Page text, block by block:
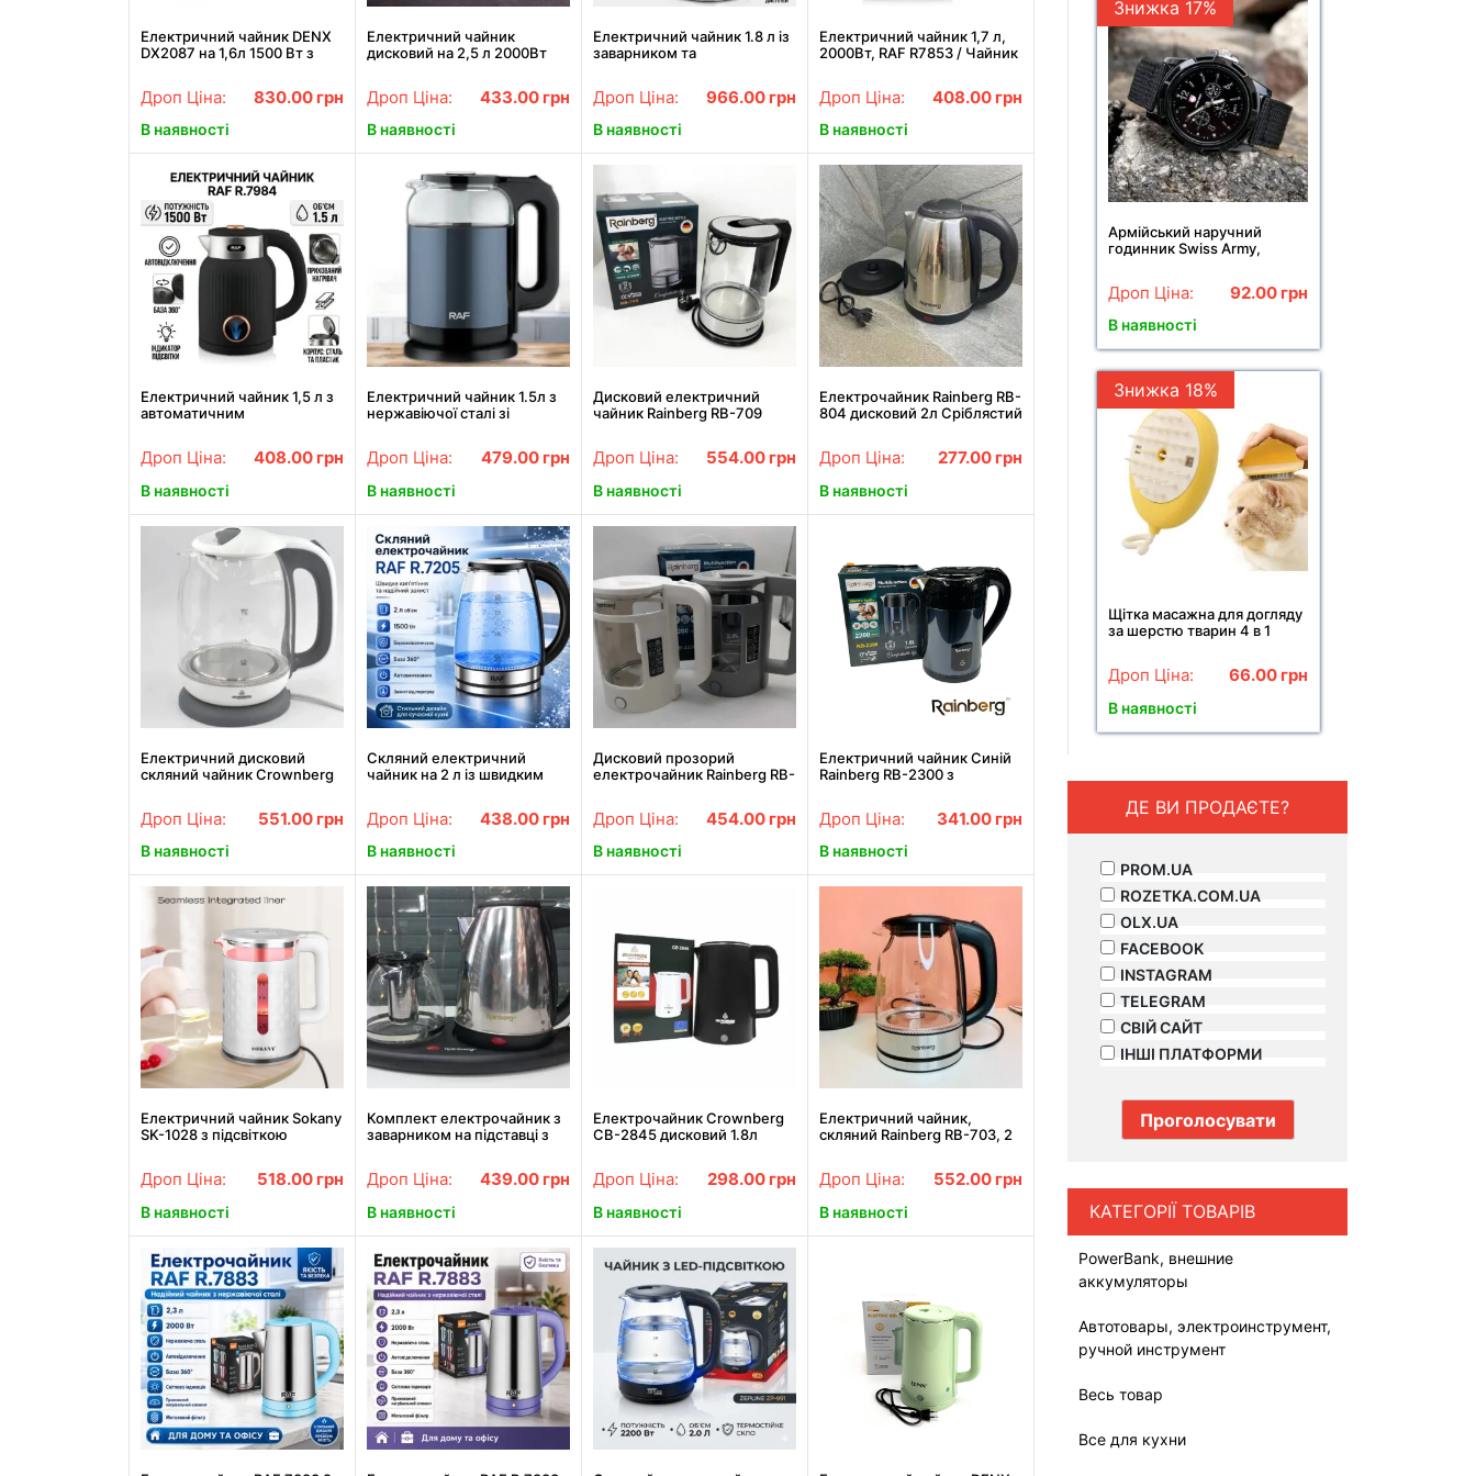
Електричний чайник DENX
DX2087 на 1,6л 1500 Вт з
Дроп Ціна: 830.00 грн
В наявності
Електричний чайник
дисковий на 2,5 л 2000Вт
режиму
Дроп Ціна: 433.00 грн
В наявності
Електричний чайник 1.8 л із
заварником та
Дроп Ціна: 966.00 грн
В наявності
Електричний чайник 1,7 л,
2000Вт, RAF R7853 / Чайник
Електричний чайник
Дроп Ціна: 408.00 грн
В наявності
Електричний чайник 1,5 л з
автоматичним
1500W Чорний
Дроп Ціна: 408.00 грн
В наявності
Електричний чайник 1.5л з
нержавіючої сталі зі
Дроп Ціна: 479.00 грн
В наявності
Дисковий електричний
чайник Rainberg RB-709
Дроп Ціна: 554.00 грн
В наявності
Електрочайник Rainberg RB-
804 дисковий 2л Сріблястий
Дроп Ціна: 277.00 грн
В наявності
Електричний дисковий
скляний чайник Crownberg
підсвіткою
Дроп Ціна: 551.00 грн
В наявності
Скляний електричний
чайник на 2 л із швидким
Дроп Ціна: 438.00 грн
В наявності
Дисковий прозорий
електрочайник Rainberg RB-
Дроп Ціна: 454.00 грн
В наявності
Електричний чайник Синій
Rainberg RB-2300 з
Дроп Ціна: 341.00 грн
В наявності
Електричний чайник Sokany
SK-1028 з підсвіткою
Дроп Ціна: 518.00 грн
В наявності
Комплект електрочайник з
заварником на підставці з
Дроп Ціна: 439.00 грн
В наявності
Електрочайник Crownberg
CB-2845 дисковий 1.8л
Дроп Ціна: 298.00 грн
В наявності
Електричний чайник,
скляний Rainberg RB-703, 2
Дроп Ціна: 552.00 грн
В наявності
Знижка 17%
Армійський наручний
годинник Swiss Army,
Дроп Ціна: 92.00 грн
В наявності
Знижка 18%
Щітка масажна для догляду
за шерстю тварин 4 в 1
Дроп Ціна: 66.00 грн
В наявності
ДЕ ВИ ПРОДАЄТЕ?
PROM.UA
ROZETKA.COM.UA
OLX.UA
FACEBOOK
INSTAGRAM
TELEGRAM
СВІЙ САЙТ
ІНШІ ПЛАТФОРМИ
КАТЕГОРІЇ ТОВАРІВ
PowerBank, внешние
аккумуляторы
Автотовары, электроинструмент,
ручной инструмент
Весь товар
Все для кухни